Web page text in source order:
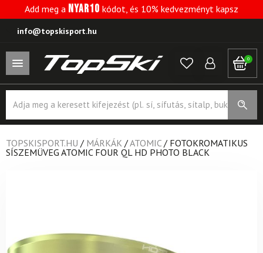
Add meg a NYAR10 kódot, és 10% kedvezményt kapsz
info@topskisport.hu
0
search
TOPSKISPORT.HU / MÁRKÁK /ATOMIC / FOTOKROMATIKUS
SÍSZEMÜVEG ATOMIC FOUR QL HD PHOTO BLACK